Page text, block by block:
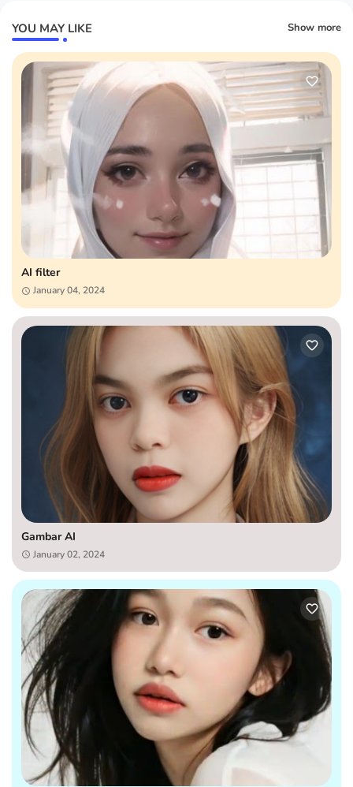
YOU MAY LIKE Show more
AI filter
January 04, 2024
Gambar AI
January 02, 2024